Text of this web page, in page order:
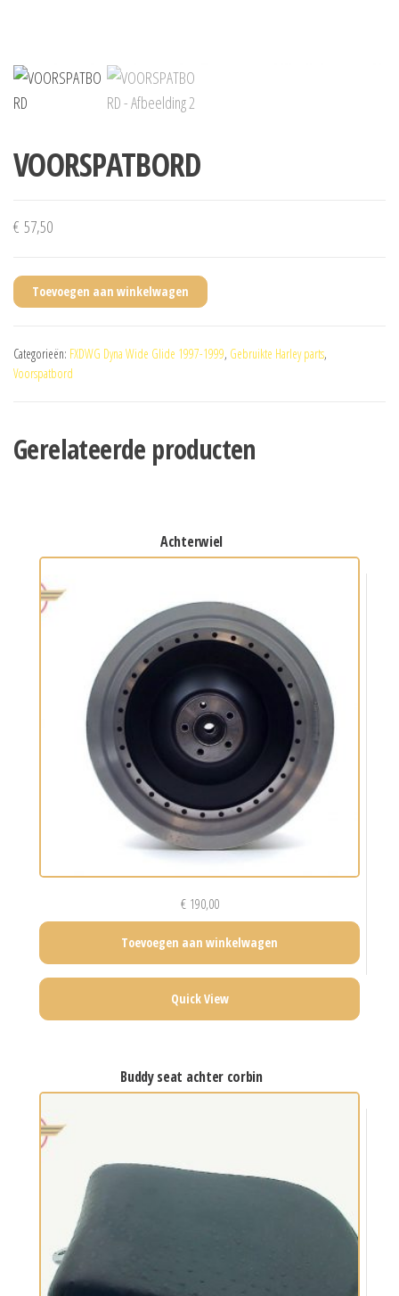
VOORSPATBORD
€ 57,50
Toevoegen aan winkelwagen
Categorieën: FXDWG Dyna Wide Glide 1997-1999, Gebruikte Harley parts,
Voorspatbord
Gerelateerde producten
achterwiel
€190,00
Toevoegen aan winkelwagen
Quick View
buddy seat achter corbin